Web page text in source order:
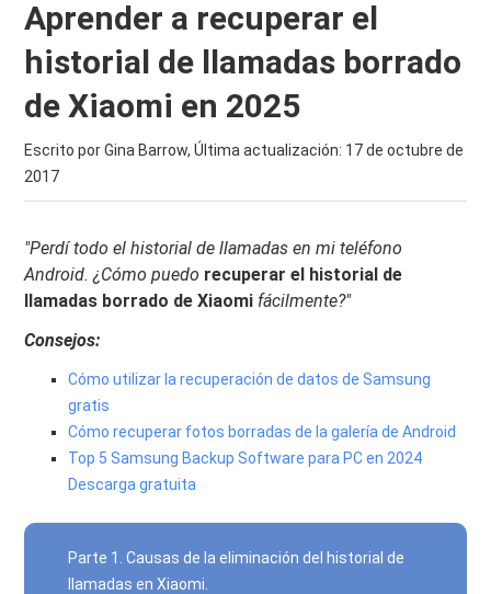
Aprender a recuperar el
historial de llamadas borrado
de Xiaomi en 2025
Escrito por Gina Barrow, Última actualización: 17 de octubre de
2017
"Perdí todo el historial de llamadas en mi teléfono
Android. ¿Cómo puedo recuperar el historial de
llamadas borrado de Xiaomi fácilmente?"
Consejos:
Cómo utilizar la recuperación de datos de Samsung
gratis
Cómo recuperar fotos borradas de la galería de Android
Top 5 Samsung Backup Software para PC en 2024
Descarga gratuita
Parte 1. Causas de la eliminación del historial de
llamadas en Xiaomi.